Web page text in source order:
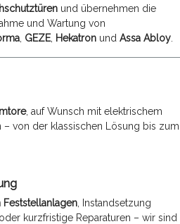
und übernehmen die
und Wartung von
GEZE, Hekatron und Assa Abloy
, auf Wunsch mit elektrischem
– von der klassischen Lösung bis zum
, Instandsetzung
kurzfristige Reparaturen – wir sind